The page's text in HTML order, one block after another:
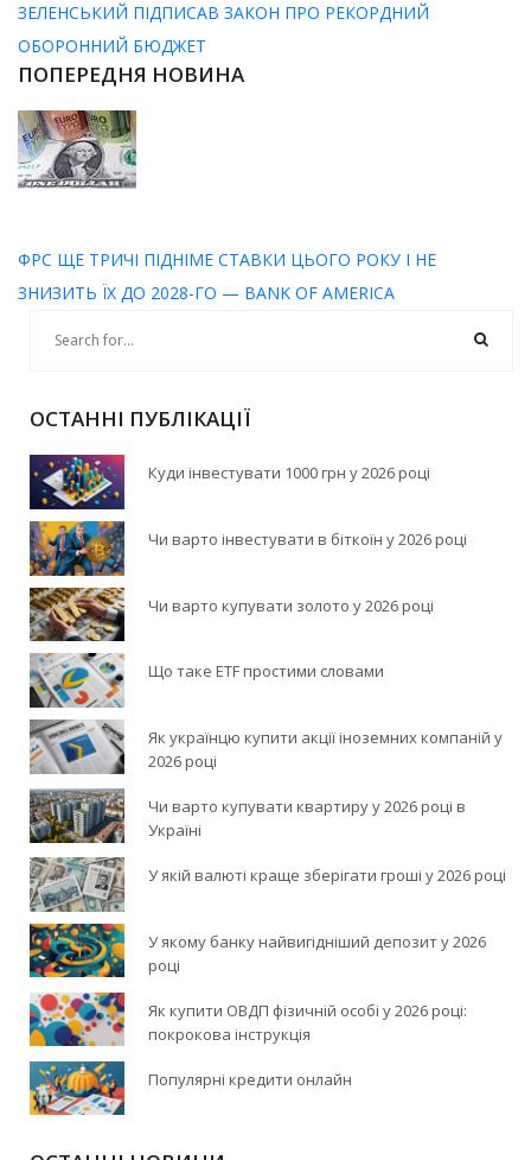
ЗЕЛЕНСЬКИЙ ПІДПИСАВ ЗАКОН ПРО РЕКОРДНИЙ
ОБОРОННИЙ БЮДЖЕТ
ПОПЕРЕДНЯ НОВИНА
ФРС ЩЕ ТРИЧІ ПІДНІМЕ СТАВКИ ЦЬОГО РОКУ І НЕ
ЗНИЗИТЬ ЇХ ДО 2028-ГО — BANK OF AMERICA
ОСТАННІ ПУБЛІКАЦІЇ
Куди інвестувати 1000 грн у 2026 році
Чи варто інвестувати в біткоїн у 2026 році
Чи варто купувати золото у 2026 році
Що таке ETF простими словами
Як українцю купити акції іноземних компаній у
2026 році
Чи варто купувати квартиру у 2026 році в
Україні
У якій валюті краще зберігати гроші у 2026 році
У якому банку найвигідніший депозит у 2026
році
Як купити ОВДП фізичній особі у 2026 році:
покрокова інструкція
Популярні кредити онлайн